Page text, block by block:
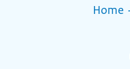
Home